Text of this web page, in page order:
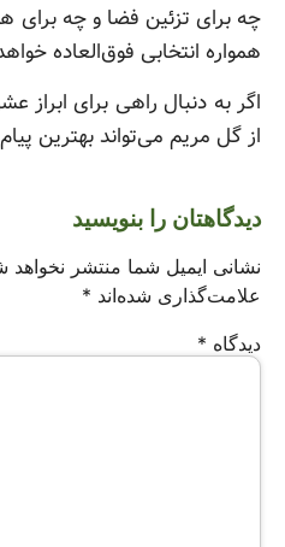
چه برای تزئین فضا و چه برای
همواره انتخابی فوق‌العاده
اگر به دنبال راهی برای
از گل مریم می‌تواند بهترین
دیدگاهتان را بنویسید
نشانی ایمیل شما منتشر نخواهد
علامت‌گذاری شده‌اند *
دیدگاه *